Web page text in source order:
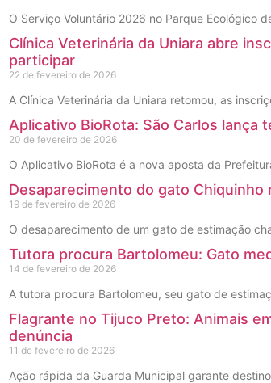
O Serviço Voluntário 2026 no Parque Ecológico
Clínica Veterinária da Uniara abre
participar
22 de fevereiro de 2026
A Clínica Veterinária da Uniara retomou, as
Aplicativo BioRota: São Carlos
20 de fevereiro de 2026
O Aplicativo BioRota é a nova aposta da
Desaparecimento do gato
19 de fevereiro de 2026
O desaparecimento de um gato de estimação
Tutora procura Bartolomeu: Gato
14 de fevereiro de 2026
A tutora procura Bartolomeu, seu gato de
Flagrante no Tijuco Preto: Animais
denúncia
11 de fevereiro de 2026
Ação rápida da Guarda Municipal garante